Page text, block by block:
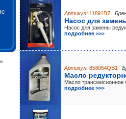
Артикул: 11891D7
Насос для
Насос для замены
подробнее >>>
Артикул: 858064QB1
Масло
Масло трансмисионное
подробнее >>>